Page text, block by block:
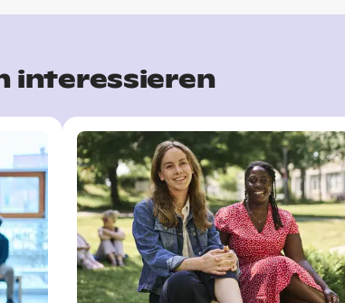
interessieren